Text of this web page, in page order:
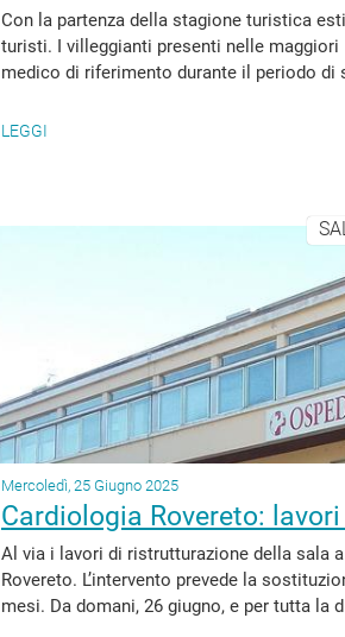
Con la partenza della stagione turistica
turisti. I villeggianti presenti nelle
medico di riferimento durante il periodo di
LEGGI
Mercoledì, 25 Giugno 2025
Cardiologia Rovereto:
Al via i lavori di ristrutturazione della sala
Rovereto. L’intervento prevede la
mesi. Da domani, 26 giugno, e per tutta la